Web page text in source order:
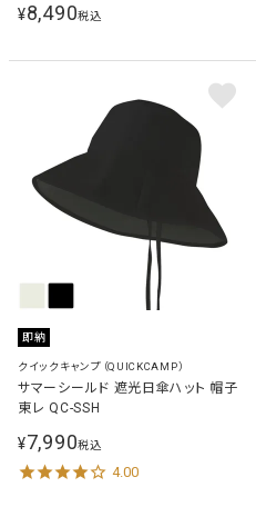
¥8,490税込
即納
クイックキャンプ（QUICKCAMP）
サマーシールド 遮光日傘ハット 帽子
東レ QC-SSH
¥7,990税込
4.00